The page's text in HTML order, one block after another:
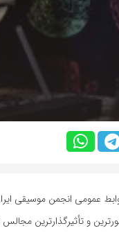
عمومی انجمن موسیقی
و تأثیرگذارترین